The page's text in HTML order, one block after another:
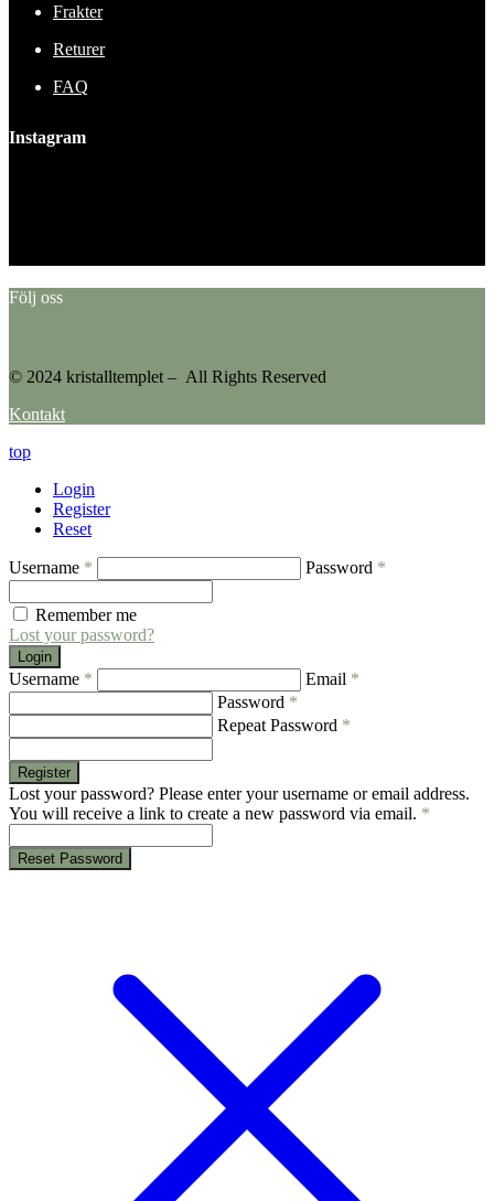
Frakter
Returer
FAQ
Instagram
Följ oss
© 2024 kristalltemplet – All Rights Reserved
Kontakt
top
Login
Register
Reset
Username * Password *
Remember me
Lost your password?
Login
Username * Email *
Password *
Repeat Password *
Register
Lost your password? Please enter your username or email address.
You will receive a link to create a new password via email. *
Reset Password